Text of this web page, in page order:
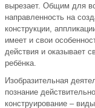
вырезает. Общим для
направленность на
конструкции,
имеет и свои
действия и оказывает
ребёнка.
Изобразительная
познание
конструирование –